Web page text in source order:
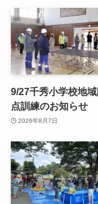
9/27千秀小学校地
点訓練のお知らせ
2026年8月7日